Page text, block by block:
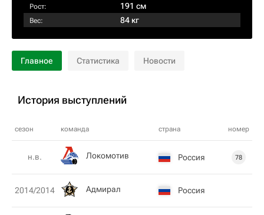
Рост: 191 см
Вес: 84 кг
Главное Статистика Новости
История выступлений
сезон команда страна номер
н.в. Локомотив Россия 78
2014/2014 Адмирал Россия